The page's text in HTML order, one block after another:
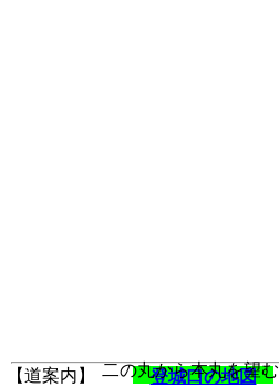
登城口の地図
【道案内】 二の丸から本丸を望む